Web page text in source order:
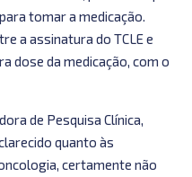
tomar a medicação.
a assinatura do TCLE e
dose da medicação, com o
de Pesquisa Clínica,
quanto às
certamente não